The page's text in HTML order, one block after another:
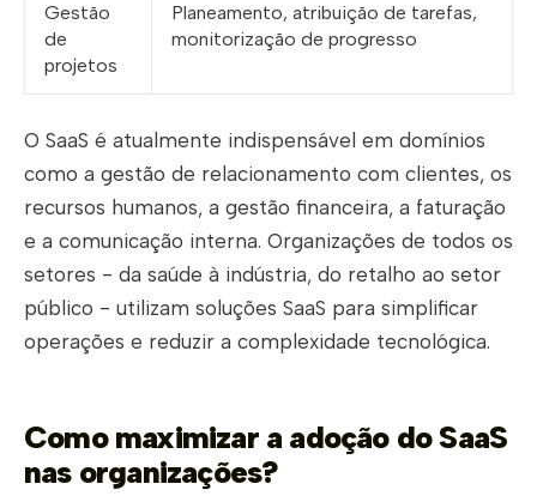
Gestão
de
projetos
Planeamento, atribuição de tarefas,
monitorização de progresso
O SaaS é atualmente indispensável em domínios
como a gestão de relacionamento com clientes, os
recursos humanos, a gestão financeira, a faturação
e a comunicação interna. Organizações de todos os
setores - da saúde à indústria, do retalho ao setor
público - utilizam soluções SaaS para simplificar
operações e reduzir a complexidade tecnológica.
Como maximizar a adoção do SaaS
nas organizações?